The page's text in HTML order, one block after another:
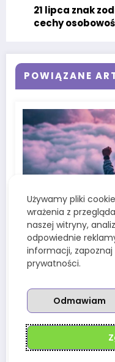
21 lipca znak
cechy
POWIĄZANE
Redakcja
Medium Coeli –
szczyt kariery w
Używamy pliki
wrażenia z
naszej witryny,
odpowiednie
informacji,
prywatności.
Odmawiam